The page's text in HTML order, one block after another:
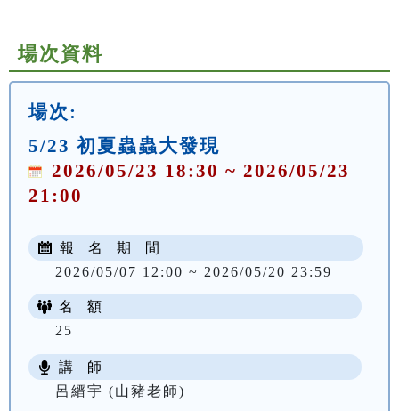
場次資料
場次:
5/23 初夏蟲蟲大發現
2026/05/23 18:30 ~ 2026/05/23
21:00
報 名 期 間
2026/05/07 12:00 ~ 2026/05/20 23:59
名 額
25
講 師
呂縉宇 (山豬老師)